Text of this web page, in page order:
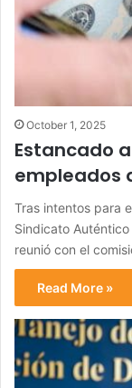
October 1, 2025
Estancado
empleados
Tras intentos para
Sindicato
reunió con el
Read More »